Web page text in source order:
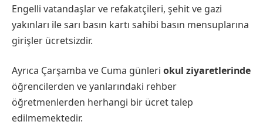
Engelli vatandaşlar ve refakatçileri, şehit ve gazi
yakınları ile sarı basın kartı sahibi basın mensuplarına
girişler ücretsizdir.
Ayrıca Çarşamba ve Cuma günleri okul ziyaretlerinde
öğrencilerden ve yanlarındaki rehber
öğretmenlerden herhangi bir ücret talep
edilmemektedir.